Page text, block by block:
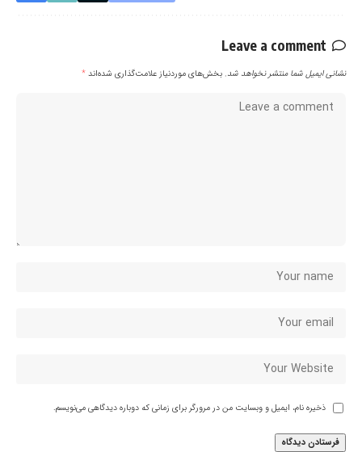
Leave a comment
نشانی ایمیل شما منتشر نخواهد شد. بخش‌های موردنیاز علامت‌گذاری شده‌اند*
ذخیره نام، ایمیل و وبسایت من در مرورگر برای زمانی که دوباره دیدگاهی می‌نویسم.